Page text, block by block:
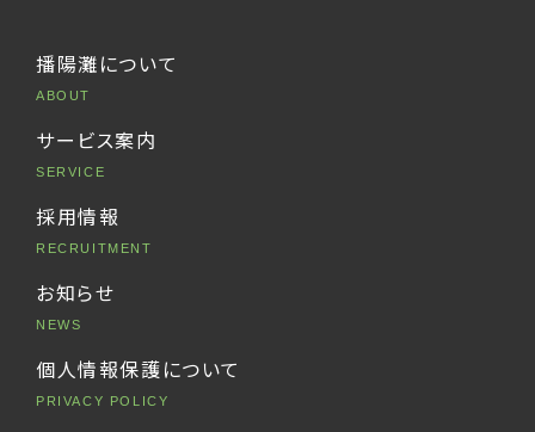
播陽灘について
ABOUT
サービス案内
SERVICE
採用情報
RECRUITMENT
お知らせ
NEWS
個人情報保護について
PRIVACY POLICY